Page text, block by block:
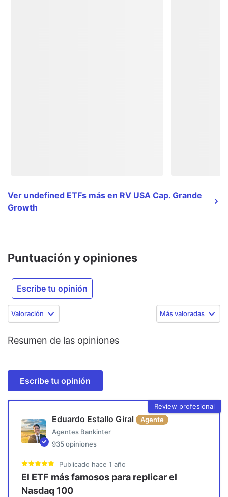
Ver undefined ETFs más en RV USA Cap. Grande
Growth
Puntuación y opiniones
Escribe tu opinión
Valoración Más valoradas
Resumen de las opiniones
Escribe tu opinión
Review profesional
Eduardo Estallo Giral
Agente
Agentes Bankinter
935 opiniones
Publicado hace 1 año
El ETF más famosos para replicar el
Nasdaq 100